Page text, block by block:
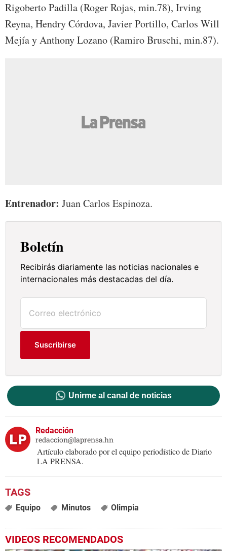
Rigoberto Padilla (Roger Rojas, min.78), Irving
Reyna, Hendry Córdova, Javier Portillo, Carlos Will
Mejía y Anthony Lozano (Ramiro Bruschi, min.87).
Entrenador: Juan Carlos Espinoza.
Boletín
Recibirás diariamente las noticias nacionales e
internacionales más destacadas del día.
Suscribirse
Unirme al canal de noticias
Redacción
redaccion@laprensa.hn
Artículo elaborado por el equipo periodístico de Diario
LA PRENSA.
Equipo Minutos Olimpia
VIDEOS RECOMENDADOS